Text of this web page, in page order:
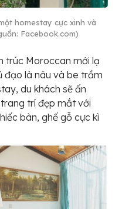
homestay cực xinh và
Facebook.com)
trúc Moroccan mới lạ
đạo là nâu và be trầm
du khách sẽ ấn
trí đẹp mắt với
bàn, ghế gỗ cực kì